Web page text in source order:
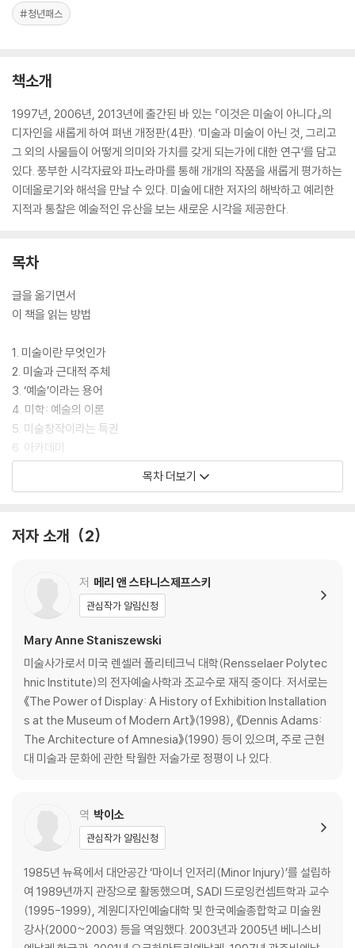
#청년패스
책소개
1997년, 2006년, 2013년에 출간된 바 있는 『이것은 미술이 아니다』의
디자인을 새롭게 하여 펴낸 개정판(4판). ‘미술과 미술이 아닌 것, 그리고
그 외의 사물들이 어떻게 의미와 가치를 갖게 되는가에 대한 연구’를 담고
있다. 풍부한 시각자료와 파노라마를 통해 개개의 작품을 새롭게 평가하는
이데올로기와 해석을 만날 수 있다. 미술에 대한 저자의 해박하고 예리한
지적과 통찰은 예술적인 유산을 보는 새로운 시각을 제공한다.
목차
글을 옮기면서
이 책을 읽는 방법
1. 미술이란 무엇인가
2. 미술과 근대적 주체
3. ‘예술’이라는 용어
4. 미학: 예술의 이론
5. 미술창작이라는 특권
6. 아카데미
7. 박물관
목차 더보기
저자 소개 2
저 메리 앤 스타니스제프스키
관심작가 알림신청
Mary Anne Staniszewski
미술사가로서 미국 렌셀러 폴리테크닉 대학(Rensselaer Polytec
hnic Institute)의 전자예술사학과 조교수로 재직 중이다. 저서로는
《The Power of Display: A History of Exhibition Installation
s at the Museum of Modern Art》(1998), 《Dennis Adams:
The Architecture of Amnesia》(1990) 등이 있으며, 주로 근현
대 미술과 문화에 관한 탁월한 저술가로 정평이 나 있다.
역 박이소
관심작가 알림신청
1985년 뉴욕에서 대안공간 ‘마이너 인저리(Minor Injury)’를 설립하
여 1989년까지 관장으로 활동했으며, SADI 드로잉컨셉트학과 교수
(1995-1999), 계원디자인예술대학 및 한국예술종합학교 미술원
강사(2000~2003) 등을 역임했다. 2003년과 2005년 베니스비